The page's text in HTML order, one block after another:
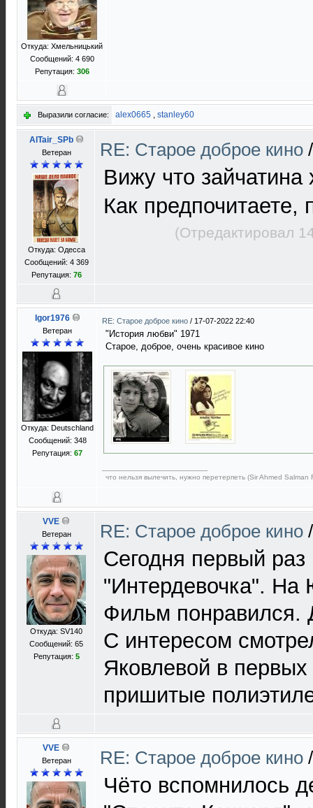
Откуда: Хмельницький
Сообщений: 4 690
Репутация: 306
Выразили согласие: alex0665 , stanley60
AlTair_SPb
Ветеран
Откуда: Одесса
Сообщений: 4 369
Репутация: 76
RE: Старое доброе кино
Вижу что
Как предпочитаете,
(Отредактировал
Igor1976
Ветеран
Откуда: Deutschland
Сообщений: 348
Репутация: 67
RE: Старое доброе кино / 17-07-2022 22:40
"История любви" 1971
Старое, доброе, очень красивое кино
что нельзя вылечить, нужно перетерпеть (Sir Ahmed Salman
VVE
Ветеран
Откуда: SV140
Сообщений: 65
Репутация: 5
RE: Старое доброе кино
Сегодня первый
"Интердевочка". На
Фильм понравился.
С интересом
Яковлевой в
пришитые
VVE
Ветеран RE: Старое доброе кино
Чёто вспомнилось